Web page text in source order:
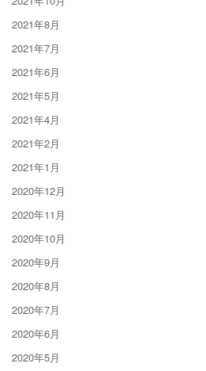
2021年8月
2021年7月
2021年6月
2021年5月
2021年4月
2021年2月
2021年1月
2020年12月
2020年11月
2020年10月
2020年9月
2020年8月
2020年7月
2020年6月
2020年5月